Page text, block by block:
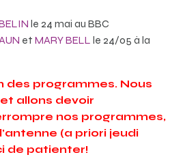
le 24 mai au BBC
et MARY BELL le 24/05 à la
des programmes. Nous
allons devoir
nos programmes,
(a priori jeudi
de patienter!